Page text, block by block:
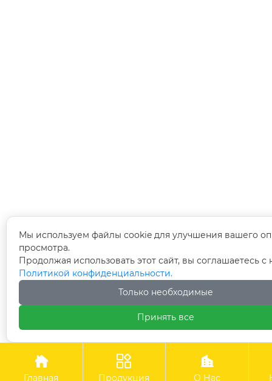

Главная

Продукция

О Нас
Мы используем файлы cookie для улучшения вашего
просмотра.
Продолжая использовать этот сайт, вы соглашаетесь
Политикой конфиденциальности.
Только необходимые
Принять все